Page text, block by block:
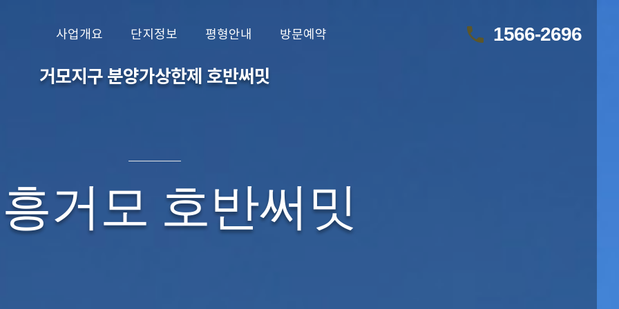
사업개요 단지정보 평형안내 방문예약 call 1566-2696
거모지구 분양가상한제 호반써밋
거모 호반써밋